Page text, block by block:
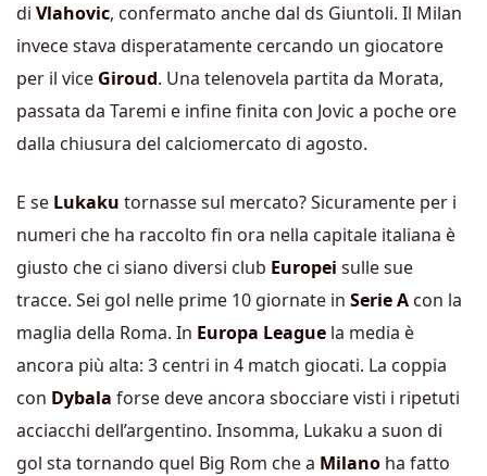
di Vlahovic, confermato anche dal ds Giuntoli. Il Milan
invece stava disperatamente cercando un giocatore
per il vice Giroud. Una telenovela partita da Morata,
passata da Taremi e infine finita con Jovic a poche ore
dalla chiusura del calciomercato di agosto.
E se Lukaku tornasse sul mercato? Sicuramente per i
numeri che ha raccolto fin ora nella capitale italiana è
giusto che ci siano diversi club Europei sulle sue
tracce. Sei gol nelle prime 10 giornate in Serie A con la
maglia della Roma. In Europa League la media è
ancora più alta: 3 centri in 4 match giocati. La coppia
con Dybala forse deve ancora sbocciare visti i ripetuti
acciacchi dell’argentino. Insomma, Lukaku a suon di
gol sta tornando quel Big Rom che a Milano ha fatto